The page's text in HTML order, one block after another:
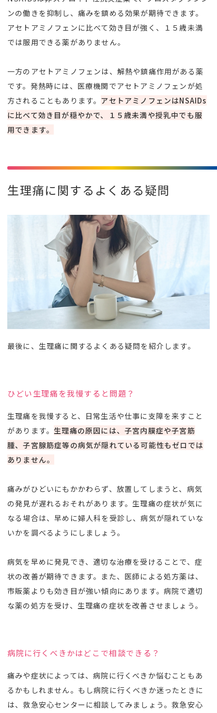
ンの働きを抑制し、痛みを鎮める効果が期待できます。
アセトアミノフェンに比べて効き目が強く、１５歳未満
では服用できる薬がありません。
一方のアセトアミノフェンは、解熱や鎮痛作用がある薬
です。発熱時には、医療機関でアセトアミノフェンが処
方されることもあります。 アセトアミノフェンはNSAIDs
に比べて効き目が穏やかで、１５歳未満や授乳中でも服
用できます。
生理痛に関するよくある疑問
最後に、生理痛に関するよくある疑問を紹介します。
ひどい生理痛を我慢すると問題？
生理痛を我慢すると、日常生活や仕事に支障を来すこと
があります。 生理痛の原因には、子宮内膜症や子宮筋
腫、子宮腺筋症等の病気が隠れている可能性もゼロでは
ありません。
痛みがひどいにもかかわらず、放置してしまうと、病気
の発見が遅れるおそれがあります。生理痛の症状が気に
なる場合は、早めに婦人科を受診し、病気が隠れていな
いかを調べるようにしましょう。
病気を早めに発見でき、適切な治療を受けることで、症
状の改善が期待できます。また、医師による処方薬は、
市販薬よりも効き目が強い傾向にあります。病院で適切
な薬の処方を受け、生理痛の症状を改善させましょう。
病院に行くべきかはどこで相談できる？
痛みや症状によっては、病院に行くべきか悩むこともあ
るかもしれません。もし病院に行くべきか迷ったときに
は、救急安心センターに相談してみましょう。救急安心